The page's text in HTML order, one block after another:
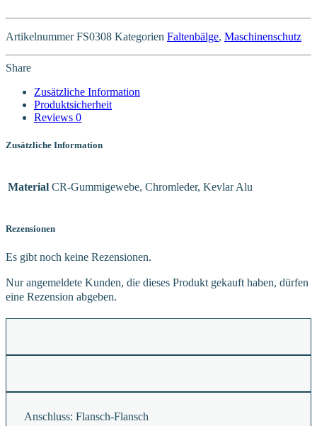
Artikelnummer FS0308 Kategorien Faltenbälge, Maschinenschutz
Share
Zusätzliche Information
Produktsicherheit
Reviews 0
Zusätzliche Information
Material CR-Gummigewebe, Chromleder, Kevlar Alu
Rezensionen
Es gibt noch keine Rezensionen.
Nur angemeldete Kunden, die dieses Produkt gekauft haben, dürfen
eine Rezension abgeben.
Anschluss: Flansch-Flansch